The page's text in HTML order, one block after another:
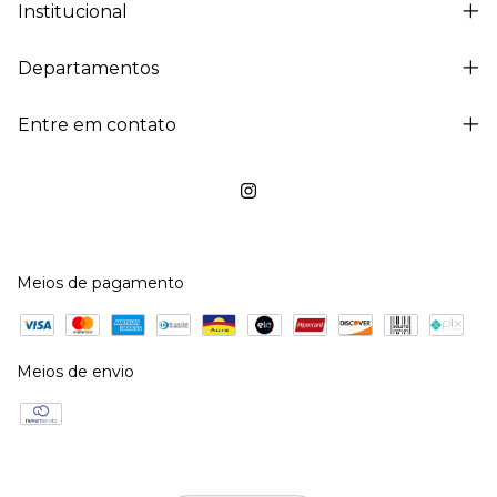
Institucional
Departamentos
Entre em contato
Meios de pagamento
Meios de envio